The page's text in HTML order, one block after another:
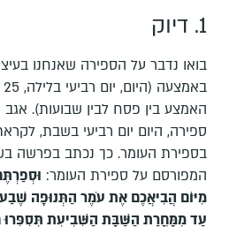
1. דיוק
בואו נדבר על הספירה שאנחנו
האמצע בין פסח לבין שבועות). אגב
ספירה, היום יום רביעי בשבת,
בספירת העומר. כך נכתב בפרשה
המפורסם על ספירת העומר:
מִיּוֹם הֲבִיאֲכֶם אֶת עֹמֶר הַתְּנוּפָה
עַד מִמָּחֳרַת הַשַּׁבָּת הַשְּׁבִיעִת תִּסְפְּרוּ